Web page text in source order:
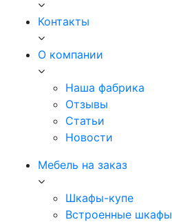
Контакты
О компании
Наша фабрика
Отзывы
Статьи
Новости
Мебель на заказ
Шкафы-купе
Встроенные шкафы